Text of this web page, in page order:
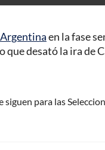
en la fase
desató la ira de
siguen para las